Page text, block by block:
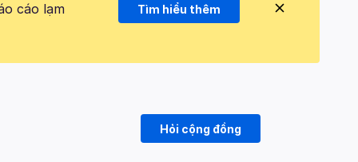
cáo lạm
Tìm hiểu thêm
Hỏi cộng đồng